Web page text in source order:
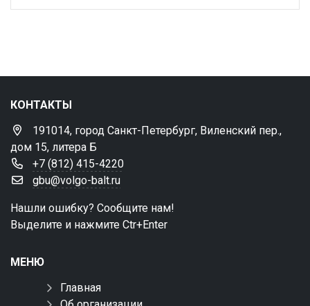
КОНТАКТЫ
191014, город Санкт-Петербург, Виленский пер.,
дом 15, литера Б
+7 (812) 415-4220
gbu@volgo-balt.ru
Нашли ошибку? Сообщите нам!
Выделите и нажмите Ctr+Enter
МЕНЮ
Главная